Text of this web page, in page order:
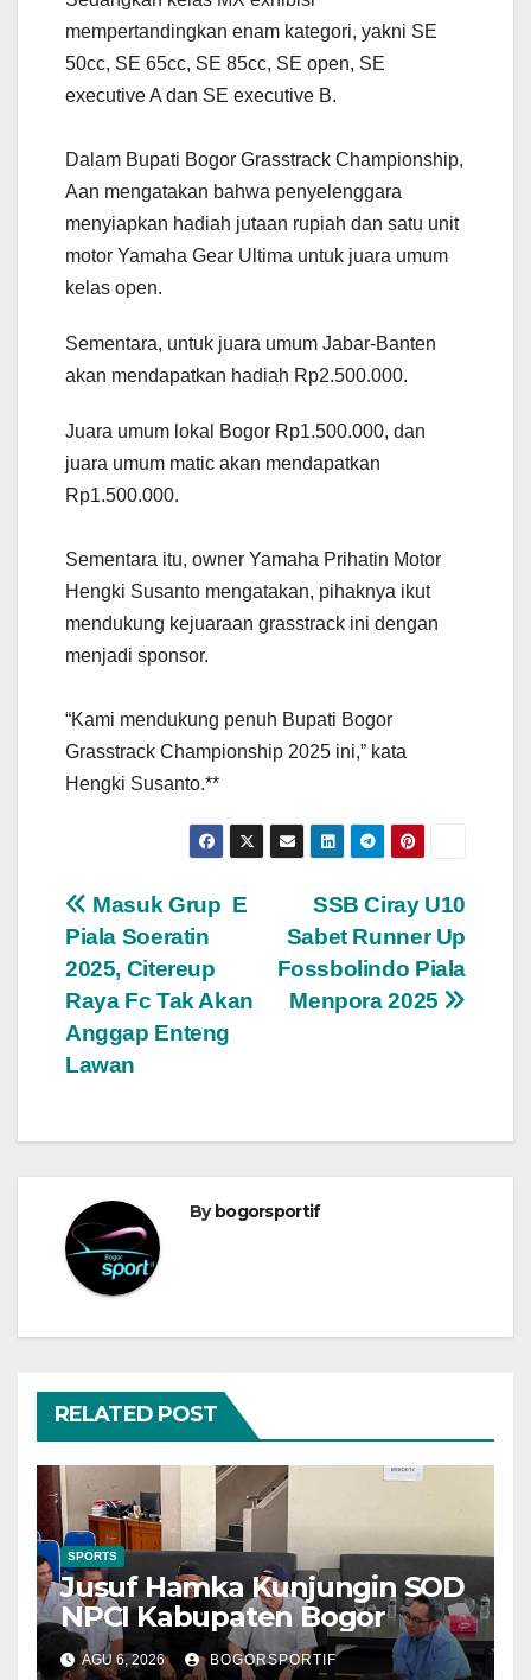
mempertandingkan enam kategori, yakni SE
50cc, SE 65cc, SE 85cc, SE open, SE
executive A dan SE executive B.
Dalam Bupati Bogor Grasstrack Championship,
Aan mengatakan bahwa penyelenggara
menyiapkan hadiah jutaan rupiah dan satu unit
motor Yamaha Gear Ultima untuk juara umum
kelas open.
Sementara, untuk juara umum Jabar-Banten
akan mendapatkan hadiah Rp2.500.000.
Juara umum lokal Bogor Rp1.500.000, dan
juara umum matic akan mendapatkan
Rp1.500.000.
Sementara itu, owner Yamaha Prihatin Motor
Hengki Susanto mengatakan, pihaknya ikut
mendukung kejuaraan grasstrack ini dengan
menjadi sponsor.
“Kami mendukung penuh Bupati Bogor
Grasstrack Championship 2025 ini,” kata
Hengki Susanto.**
Navigasi
pos
SSB Ciray U10
Sabet Runner Up
Fossbolindo Piala
Menpora 2025
Masuk Grup E
Piala Soeratin
2025, Citereup
Raya Fc Tak Akan
Anggap Enteng
Lawan
Bybogorsportif
RELATED POST
SPORTS
Jusuf Hamka Kunjungin SOD
NPCI Kabupaten Bogor
AGU 6, 2026 BOGORSPORTIF